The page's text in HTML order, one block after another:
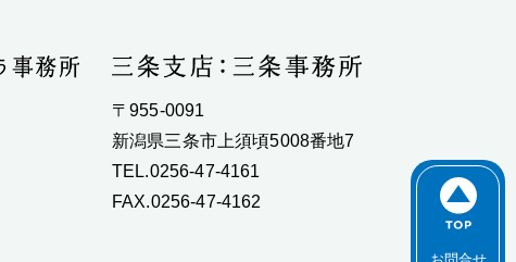
〒955-0091
新潟県三条市上須頃5008番地7
TEL.0256-47-4161
FAX.0256-47-4162